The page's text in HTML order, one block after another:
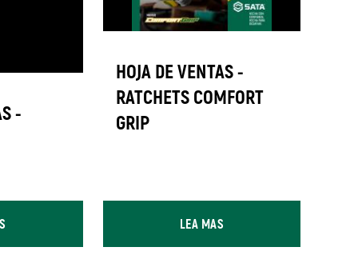
-
HOJA DE VENTAS -
RATCHETS COMFORT
GRIP
LEA MAS